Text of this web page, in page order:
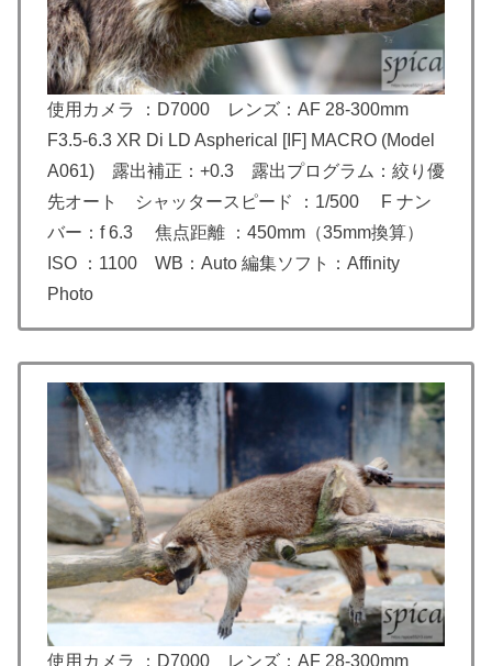
使用カメラ ：D7000 レンズ：AF 28-300mm
F3.5-6.3 XR Di LD Aspherical [IF] MACRO (Model
A061) 露出補正：+0.3 露出プログラム：絞り優
先オート シャッタースピード ：1/500 F ナン
バー：f 6.3 焦点距離 ：450mm（35mm換算）
ISO ：1100 WB：Auto 編集ソフト：Affinity
Photo
使用カメラ ：D7000 レンズ：AF 28-300mm